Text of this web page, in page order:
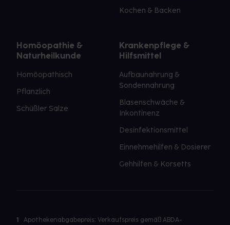
Kochen & Backen
Homöopathie &
Naturheilkunde
Homöopathisch
Pflanzlich
Schüßler Salze
Krankenpflege &
Hilfsmittel
Aufbaunahrung &
Sondennahrung
Blasenschwäche &
Inkontinenz
Desinfektionsmittel
Einnehmehilfen & Dosierer
Gehhilfen & Korsetts
1
Apothekenabgabepreis: Verkaufspreis gemäß ABDA-